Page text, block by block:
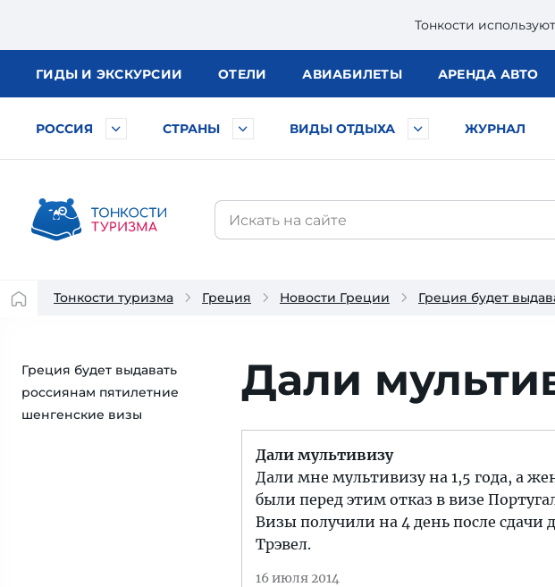
Тонкости
ГИДЫ И ЭКСКУРСИИ ОТЕЛИ АВИАБИЛЕТЫ АРЕНДА АВТО
РОССИЯ СТРАНЫ ВИДЫ ОТДЫХА ЖУРНАЛ
Тонкости туризма Греция Новости Греции Греция будет
Греция будет выдавать
россиянам пятилетние
шенгенские визы
Дали
Дали мультивизу
Дали мне мультивизу на 1,5 года, а
были перед этим отказ в визе
Визы получили на 4 день после
Трэвел.
16 июля 2014